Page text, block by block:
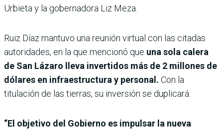
Urbieta y la gobernadora Liz Meza.
Ruiz Díaz mantuvo una reunión virtual con las citadas
autoridades, en la que mencionó que una sola calera
de San Lázaro lleva invertidos más de 2 millones de
dólares en infraestructura y personal. Con la
titulación de las tierras, su inversión se duplicará.
“El objetivo del Gobierno es impulsar la nueva